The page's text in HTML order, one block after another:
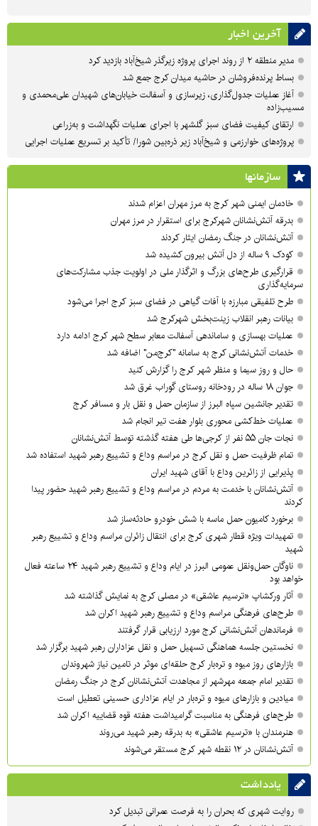
آخرین اخبار
مدیر منطقه ۲ از روند اجرای پروژه زیرگذر شیخ‌آباد بازدید کرد
بساط پرنده‌فروشان در حاشیه میدان کرج جمع شد
آغاز عملیات جدول‌گذاری، زیرسازی و آسفالت خیابان‌های شهیدان علی‌محمدی و
مسیب‌زاده
ارتقای کیفیت فضای سبز گلشهر با اجرای عملیات نگهداشت و به‌زراعی
پروژه‌های خوارزمی و شیخ‌آباد زیر ذره‌بین شورا/ تأکید بر تسریع عملیات اجرایی
سازمان‎ها
خادمان ایمنی شهر کرج به مرز مهران اعزام شدند
بدرقه آتش‌نشانان شهرکرج برای استقرار در مرز مهران
آتش‌نشانان در جنگ رمضان ایثار کردند
کودک ۹ ساله از دل آتش بیرون کشیده شد
قرارگیری طرح‌های بزرگ و اثرگذار ملی در اولویت‌ جذب مشارکت‌های
سرمایه‌گذاری
طرح تلفیقی مبارزه با آفات گیاهی در فضای سبز کرج اجرا می‌شود
بیانات رهبر انقلاب زینت‌بخش شهرکرج شد
عملیات بهسازی و ساماندهی آسفالت معابر سطح شهر کرج ادامه دارد
خدمات آتش‌نشانی کرج به سامانه "کرج‌من" اضافه شد
حال و روز سیما و منظر شهر کرج را گزارش کنید
جوان ۱۸ ساله در رودخانه روستای گوراب غرق شد
تقدیر جانشین سپاه البرز از سازمان حمل و نقل بار و مسافر کرج
عملیات خط‌کشی محوری بلوار هفت تیر انجام شد
نجات جان ۵۵ نفر از کرجی‌ها طی هفته گذشته توسط آتش‌نشانان
تمام ظرفیت حمل و نقل کرج در مراسم وداع و تشییع رهبر شهید استفاده شد
پذیرایی از زائرین وداع با آقای شهید ایران
آتش‌نشانان با خدمت به مردم در مراسم وداع و تشییع رهبر شهید حضور پیدا
کردند
برخورد کامیون حمل ماسه با شش خودرو حادثه‌ساز شد
تمهیدات ویژه قطار شهری کرج برای انتقال زائران مراسم وداع و تشییع رهبر
شهید
ناوگان حمل‌ونقل عمومی البرز در ایام وداع و تشییع رهبر شهید ۲۴ ساعته فعال
خواهد بود
آثار ورکشاپ «ترسیم عاشقی» در مصلی کرج به نمایش گذاشته شد
طرح‌های فرهنگی مراسم وداع و تشییع رهبر شهید اکران شد
فرماندهان آتش‌نشانی کرج مورد ارزیابی قرار گرفتند
نخستین جلسه هماهنگی تسهیل حمل و نقل عزاداران رهبر شهید برگزار شد
بازارهای روز میوه و تره‌بار کرج حلقه‌ای موثر در تامین نیاز شهروندان
تقدیر امام جمعه مهرشهر از مجاهدت آتش‌نشانان کرج در جنگ رمضان
میادین و بازارهای میوه و تره‌بار در ایام عزاداری حسینی تعطیل است
طرح‌های فرهنگی به مناسبت گرامیداشت هفته قوه قضاییه اکران شد
هنرمندان با «ترسیم عاشقی» به بدرقه رهبر شهید می‌روند
آتش‌نشانان در ۱۲ نقطه شهر کرج مستقر می‌شوند
یادداشت
روایت شهری که بحران را به فرصت عمرانی تبدیل کرد